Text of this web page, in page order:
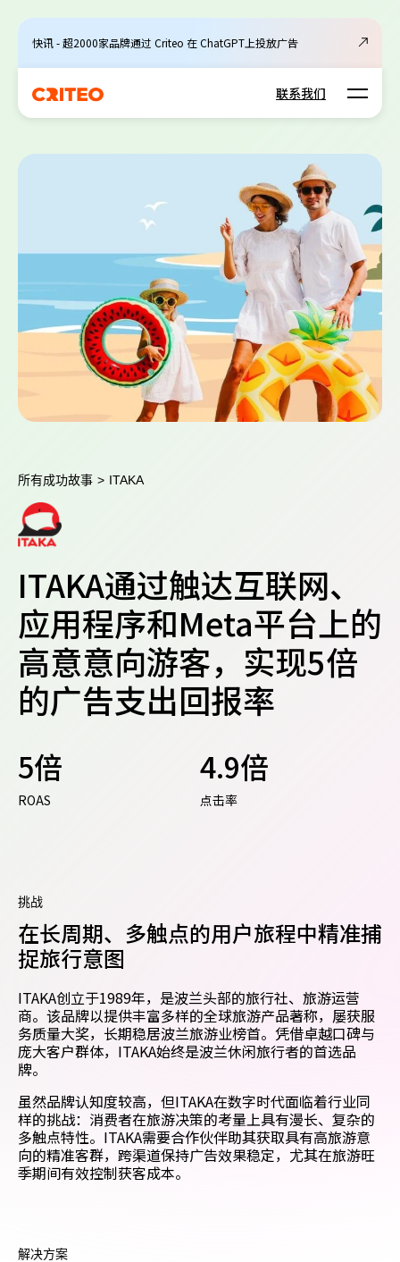
快讯 - 超2000家品牌通过 Criteo 在 ChatGPT上投放广告
联系我们 Open
所有成功故事 > ITAKA
ITAKA通过触达互联网、
应用程序和Meta平台上的
高意意向游客，实现5倍
的广告支出回报率
5倍
ROAS
4.9倍
点击率
挑战
在长周期、多触点的用户旅程中精准捕
捉旅行意图
ITAKA创立于1989年，是波兰头部的旅行社、旅游运营
商。该品牌以提供丰富多样的全球旅游产品著称，屡获服
务质量大奖，长期稳居波兰旅游业榜首。凭借卓越口碑与
庞大客户群体，ITAKA始终是波兰休闲旅行者的首选品
牌。
虽然品牌认知度较高，但ITAKA在数字时代面临着行业同
样的挑战：消费者在旅游决策的考量上具有漫长、复杂的
多触点特性。ITAKA需要合作伙伴助其获取具有高旅游意
向的精准客群，跨渠道保持广告效果稳定，尤其在旅游旺
季期间有效控制获客成本。
解决方案